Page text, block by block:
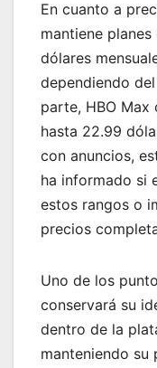
En cuanto a
mantiene
dólares
dependiendo
parte, HBO Max
hasta 22.99
con anuncios,
ha informado si
estos rangos o
precios
Uno de los
conservará su
dentro de la
manteniendo su